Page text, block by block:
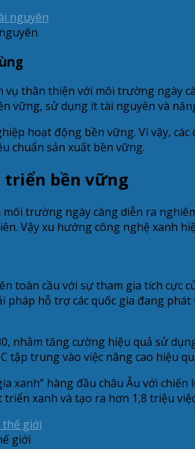
vụ thân thiện với môi trường
vững, sử dụng ít tài nguyên và
hoạt động bền vững. Vì vậy,
chuẩn sản xuất bền vững.
triển bền vững
trường ngày càng diễn ra
Vậy xu hướng công nghệ xanh
cầu với sự tham gia tích cực
pháp hỗ trợ các quốc gia đang
nhằm tăng cường hiệu quả sử
tập trung vào việc nâng cao
xanh” hàng đầu châu Âu với
xanh và tạo ra hơn 1,8 triệu
giới